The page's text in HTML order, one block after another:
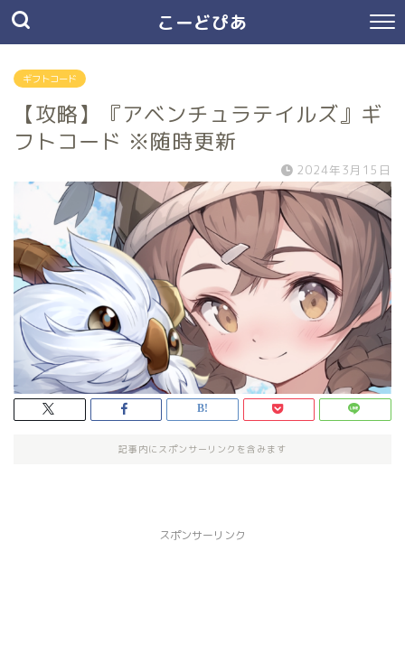
こーどぴあ
ギフトコード
【攻略】『アベンチュラテイルズ』ギ
フトコード ※随時更新
2024年3月15日
記事内にスポンサーリンクを含みます
スポンサーリンク